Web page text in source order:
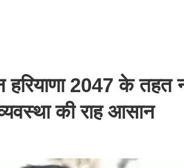
2047 के तहत
की राह आसान